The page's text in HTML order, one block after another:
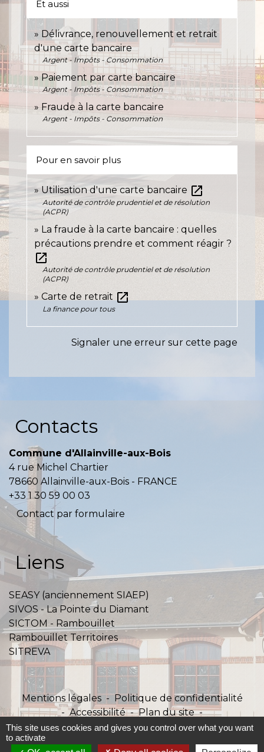
Et aussi
Délivrance, renouvellement et retrait
d'une carte bancaire
Argent - Impôts - Consommation
Paiement par carte bancaire
Argent - Impôts - Consommation
Fraude à la carte bancaire
Argent - Impôts - Consommation
Pour en savoir plus
Utilisation d'une carte bancaire open_in_new
Autorité de contrôle prudentiel et de résolution
(ACPR)
La fraude à la carte bancaire : quelles
précautions prendre et comment réagir ?
open_in_new
Autorité de contrôle prudentiel et de résolution
(ACPR)
Carte de retrait open_in_new
La finance pour tous
Signaler une erreur sur cette page
Contacts
Commune d'Allainville-aux-Bois
4 rue Michel Chartier
78660 Allainville-aux-Bois - FRANCE
+33 1 30 59 00 03
Contact par formulaire
Liens
SEASY (anciennement SIAEP)
SIVOS - La Pointe du Diamant
SICTOM - Rambouillet
Rambouillet Territoires
SITREVA
Mentions légales -
Politique de confidentialité
- Accessibilité - Plan du site -
Gestion des cookies
This site uses cookies and gives you control over what you want
to activate